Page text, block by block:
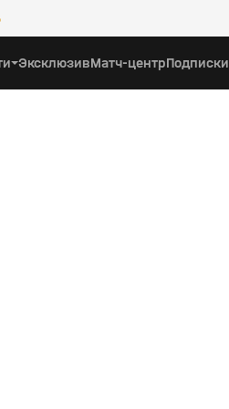
ЭксклюзивМатч-центрПодписки